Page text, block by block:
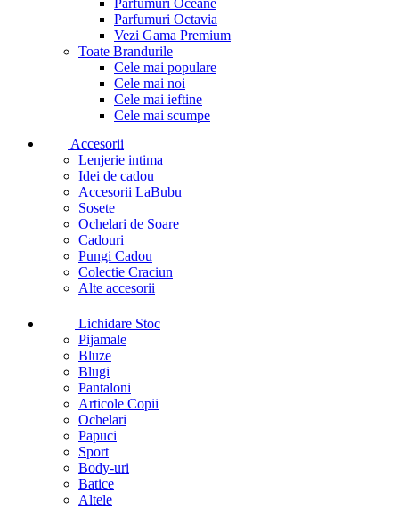
Parfumuri Oceane
Parfumuri Octavia
Vezi Gama Premium
Toate Brandurile
Cele mai populare
Cele mai noi
Cele mai ieftine
Cele mai scumpe
Accesorii
Lenjerie intima
Idei de cadou
Accesorii LaBubu
Sosete
Ochelari de Soare
Cadouri
Pungi Cadou
Colectie Craciun
Alte accesorii
Lichidare Stoc
Pijamale
Bluze
Blugi
Pantaloni
Articole Copii
Ochelari
Papuci
Sport
Body-uri
Batice
Altele